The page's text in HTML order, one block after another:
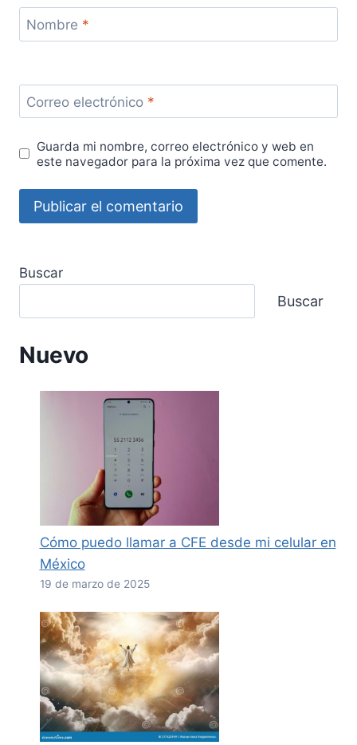
Nombre *
Correo electrónico *
Guarda mi nombre, correo electrónico y web en
este navegador para la próxima vez que comente.
Buscar
Buscar
Nuevo
Cómo puedo llamar a CFE desde mi celular en
México
19 de marzo de 2025